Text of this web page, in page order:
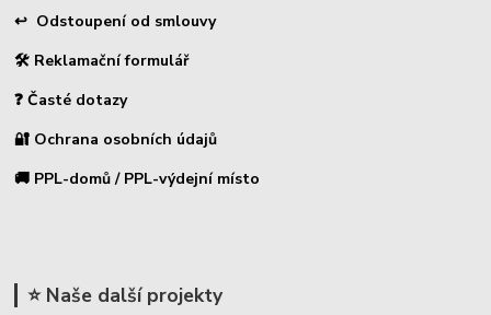
↩ Odstoupení od smlouvy
🛠 Reklamační formulář
❓ Časté dotazy
🔐 Ochrana osobních údajů
🚚 PPL-domů / PPL-výdejní místo
⭐ Naše další projekty